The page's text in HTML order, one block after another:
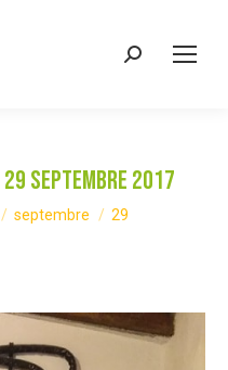
Recherche
29 septembre 2017
septembre 29